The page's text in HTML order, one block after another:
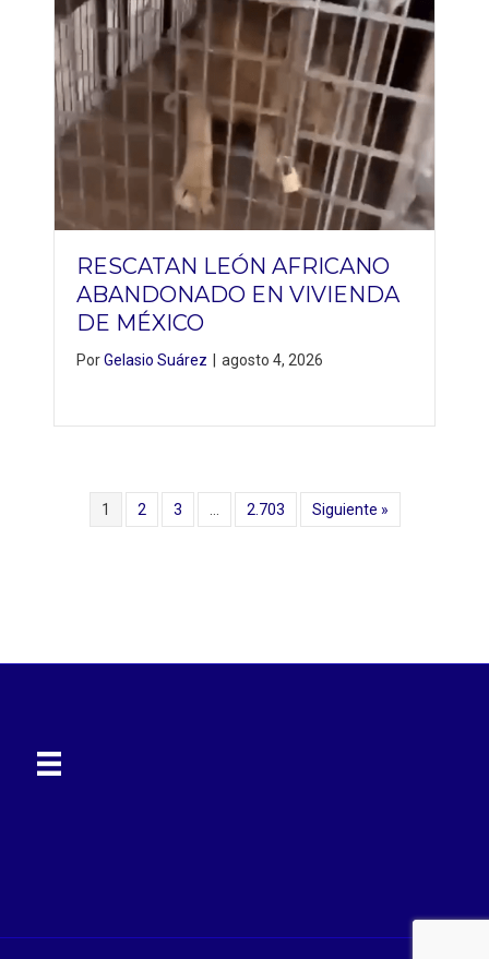
RESCATAN LEÓN AFRICANO
ABANDONADO EN VIVIENDA
DE MÉXICO
PorGelasio Suárez | agosto 4, 2026
1 2 3 2.703 Siguiente »